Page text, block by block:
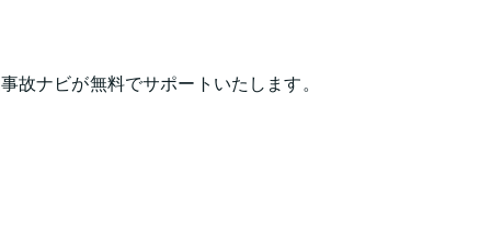
ナビが無料でサポートいたします。